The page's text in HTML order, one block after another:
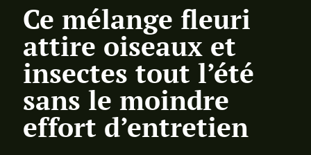
Ce mélange fleuri
attire oiseaux et
insectes tout l’été
sans le moindre
effort d’entretien